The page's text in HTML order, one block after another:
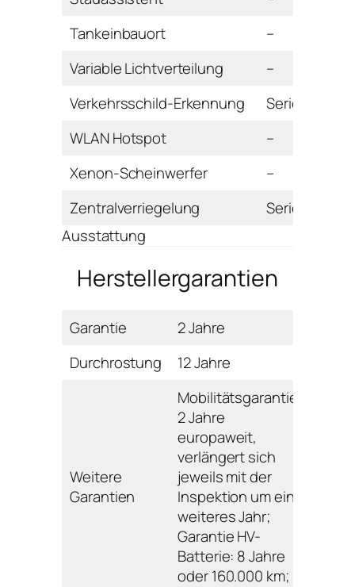
Tankeinbauort
–
Variable Lichtverteilung
–
Verkehrsschild-Erkennung
Serie
WLAN Hotspot
–
Xenon-Scheinwerfer
–
Zentralverriegelung
Serie
Ausstattung
Herstellergarantien
Garantie
2 Jahre
Durchrostung
12 Jahre
Weitere
Garantien
Mobilitätsgarantie:
2 Jahre
europaweit,
verlängert sich
jeweils mit der
Inspektion um ein
weiteres Jahr;
Garantie HV-
Batterie: 8 Jahre
oder 160.000 km;